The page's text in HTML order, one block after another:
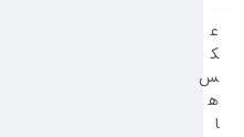
ع
ک
س
ه
ا